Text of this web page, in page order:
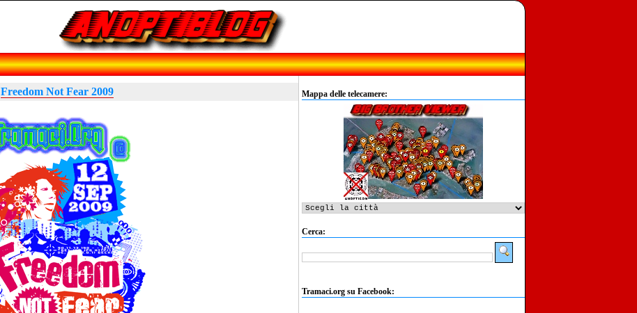
Freedom Not Fear 2009 Mappa delle telecamere:
Cerca:
Tramaci.org su Facebook: